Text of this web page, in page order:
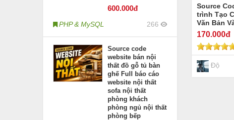
Source
trình Tạo
Văn Bản
Ký
170.000đ
Độ
600.000đ
PHP & MySQL 266
Source code
website bán nội
thất đồ gỗ tủ bàn
ghế Full báo cáo
website nội thất
sofa nội thất
phòng khách
phòng ngủ nội thất
phòng bếp